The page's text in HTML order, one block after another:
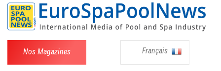
Nos Magazines Français